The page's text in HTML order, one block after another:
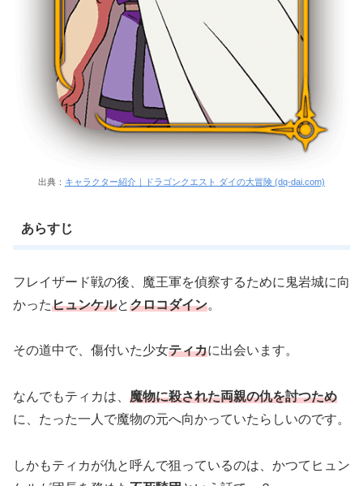
出典： キャラクター紹介｜ドラゴンクエスト ダイの大冒険 (dq-dai.com)
あらすじ
フレイザード戦の後、魔王軍を偵察するために鬼岩城に向
かったヒュンケルとクロコダイン。
その道中で、傷付いた少女ティカに出会います。
なんでもティカは、 魔物に殺された両親の仇を討つため
に、たった一人で魔物の元へ向かっていたらしいのです。
しかもティカが仇と呼んで狙っているのは、かつてヒュン